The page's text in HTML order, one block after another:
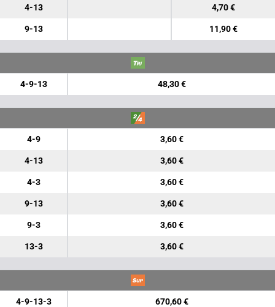
4-13 4,70 €
9-13 11,90 €
4-9-13 48,30 €
4-9 3,60 €
4-13 3,60 €
4-3 3,60 €
9-13 3,60 €
9-3 3,60 €
13-3 3,60 €
4-9-13-3 670,60 €